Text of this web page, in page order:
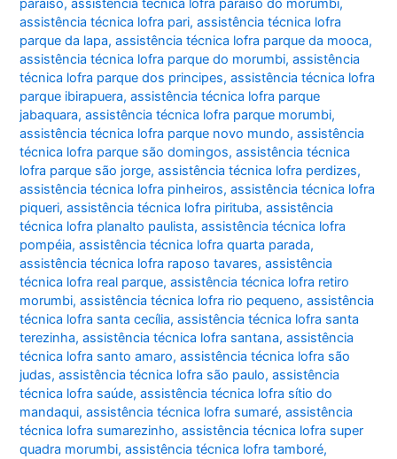
paraíso,assistência técnica lofra paraíso do morumbi,
assistência técnica lofra pari,assistência técnica lofra
parque da lapa,assistência técnica lofra parque da mooca,
assistência técnica lofra parque do morumbi,assistência
técnica lofra parque dos principes,assistência técnica lofra
parque ibirapuera,assistência técnica lofra parque
jabaquara,assistência técnica lofra parque morumbi,
assistência técnica lofra parque novo mundo,assistência
técnica lofra parque são domingos,assistência técnica
lofra parque são jorge,assistência técnica lofra perdizes,
assistência técnica lofra pinheiros,assistência técnica lofra
piqueri,assistência técnica lofra pirituba,assistência
técnica lofra planalto paulista,assistência técnica lofra
pompéia,assistência técnica lofra quarta parada,
assistência técnica lofra raposo tavares,assistência
técnica lofra real parque,assistência técnica lofra retiro
morumbi,assistência técnica lofra rio pequeno,assistência
técnica lofra santa cecília,assistência técnica lofra santa
terezinha,assistência técnica lofra santana,assistência
técnica lofra santo amaro,assistência técnica lofra são
judas,assistência técnica lofra são paulo,assistência
técnica lofra saúde,assistência técnica lofra sítio do
mandaqui,assistência técnica lofra sumaré,assistência
técnica lofra sumarezinho,assistência técnica lofra super
quadra morumbi,assistência técnica lofra tamboré,